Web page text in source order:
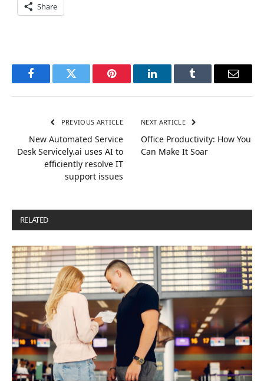
Share
FacebookTwitter Pinterest LinkedInTumblr Email
PREVIOUS ARTICLE
New Automated Service
Desk Servicely.ai uses AI to
efficiently resolve IT
support issues
NEXT ARTICLE
Office Productivity: How You
Can Make It Soar
RELATED